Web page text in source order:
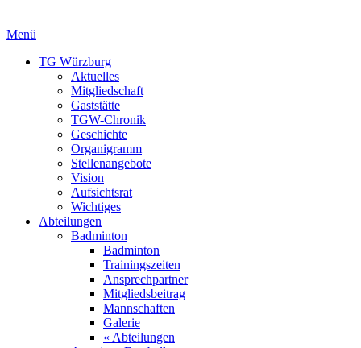
Menü
TG Würzburg
Aktuelles
Mitgliedschaft
Gaststätte
TGW-Chronik
Geschichte
Organigramm
Stellenangebote
Vision
Aufsichtsrat
Wichtiges
Abteilungen
Badminton
Badminton
Trainingszeiten
Ansprechpartner
Mitgliedsbeitrag
Mannschaften
Galerie
« Abteilungen